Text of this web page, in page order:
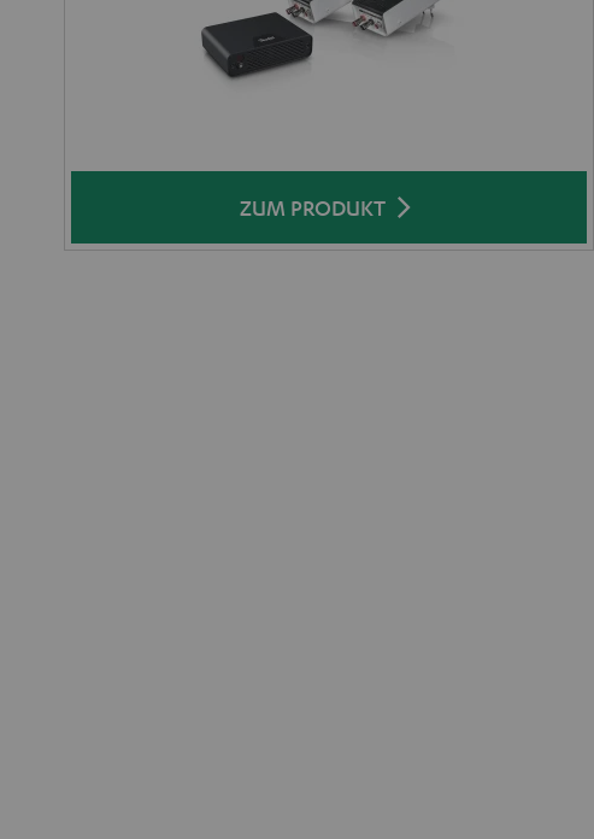
ZUM PRODUKT